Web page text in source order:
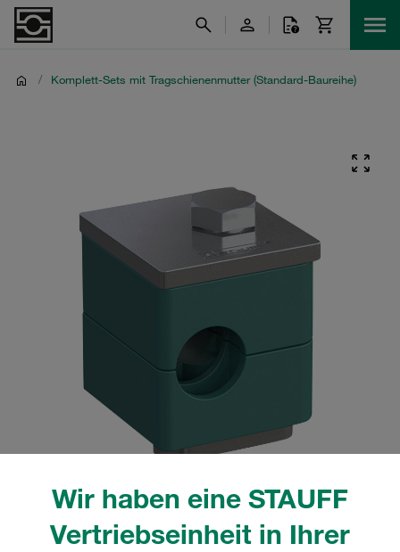
Wir haben eine STAUFF
Vertriebseinheit in Ihrer
/ Komplett-Sets mit Tragschienenmutter (Standard-Baureihe)
tatsächlichen Produkt abweichen.